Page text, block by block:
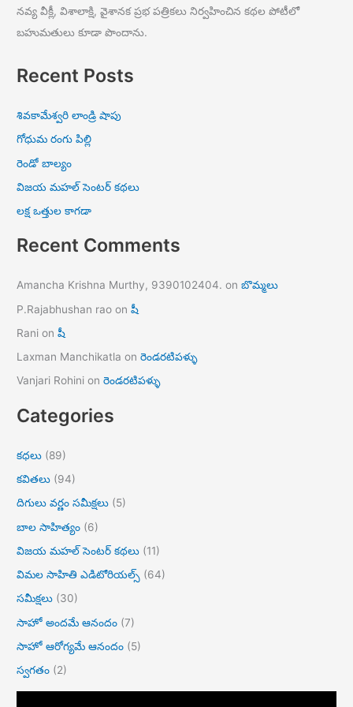
నవ్య వీక్లీ, విశాలాక్షి, వైశానక ప్రభ పత్రికలు నిర్వహించిన కథల పోటీలో
బహుమతులు కూడా పొందాను.
Recent Posts
శివకామేశ్వరి లాండ్రి షాపు
గోధుమ రంగు పిల్లి
రెండో బాల్యం
విజయ మహల్ సెంటర్ కథలు
లక్ష ఒత్తుల కాగడా
Recent Comments
Amancha Krishna Murthy, 9390102404. onబొమ్మలు
P.Rajabhushan rao onషీ
Rani onషీ
Laxman Manchikatla onరెండరటిపళ్ళు
Vanjari Rohini onరెండరటిపళ్ళు
Categories
కధలు (89)
కవితలు (94)
దిగులు వర్ణం సమీక్షలు (5)
బాల సాహిత్యం (6)
విజయ మహల్ సెంటర్ కథలు (11)
విమల సాహితి ఎడిటోరియల్స్ (64)
సమీక్షలు (30)
సాహో అందమే ఆనందం (7)
సాహో ఆరోగ్యమే ఆనందం (5)
స్వగతం (2)